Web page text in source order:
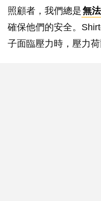
照顧者，我們總是無
確保他們的安全。
子面臨壓力時，壓力